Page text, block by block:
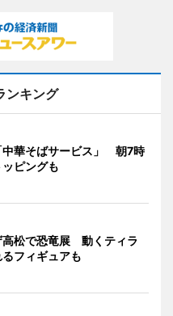
ンキング
中華そばサービス」 朝7時
ピングも
高松で恐竜展 動くティラ
フィギュアも